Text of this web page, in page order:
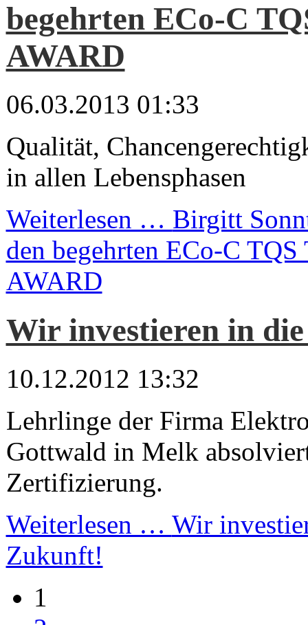
begehrten ECo-C
AWARD
06.03.2013 01:33
Qualität,
in allen Lebensphasen
Weiterlesen … Birgitt
den begehrten ECo-C
AWARD
Wir investieren in
10.12.2012 13:32
Lehrlinge der Firma
Gottwald in Melk
Zertifizierung.
Weiterlesen … Wir
Zukunft!
1